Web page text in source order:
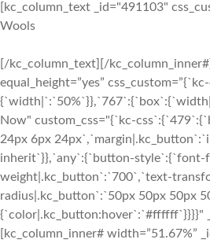
[kc_column_text _id="491103"
Wools
[/kc_column_text][/
equal_height=”yes”
Now" custom_css="{`kc-
24px 6px
inherit`}},`any`:{`button-
weight|.kc_button`:`700`,`text-
radius|.kc_button`:`50px 50px 50px
{`color|.kc_button:hover`:`#ffffff`}}}}"
[kc_column_inner# width=”51.67%”